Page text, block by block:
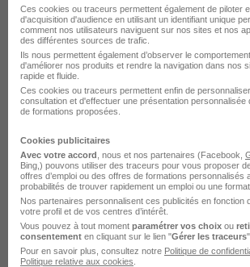
Eure - Eure-et-Loir Alternance 22
Voir l’offre
Recherches similaires
Emploi Magasinier agricole
Emploi Agricole
Emploi Chartres
Ces cookies ou traceurs permettent également de piloter
d'acquisition d'audience en utilisant un identifiant unique
comment nos utilisateurs naviguent sur nos sites et nos
des différentes sources de trafic.
Ils nous permettent également d’observer le
d'améliorer nos produits et rendre la navigation dans nos
rapide et fluide.
Ces cookies ou traceurs permettent enfin de
consultation et d'effectuer une présentation personnalisée
de formations proposées.
Cookies publicitaires
Avec votre accord , nous et nos partenaires (Facebook,
Bing,) pouvons utiliser des traceurs pour vous proposer
offres d’emploi ou des offres de formations personnalisés
probabilités de trouver rapidement un emploi ou une
Nos partenaires personnalisent ces publicités en fonction
votre profil et de vos centres d’intérêt.
Vous pouvez à tout moment paramétrer vos choix ou
consentement en cliquant sur le lien "Gérer les traceurs
Pour en savoir plus, consultez notre Politique de
Politique relative aux cookies